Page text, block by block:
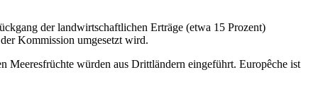
der landwirtschaftlichen Erträge (etwa 15 Prozent)
Kommission umgesetzt wird.
würden aus Drittländern eingeführt. Europêche ist